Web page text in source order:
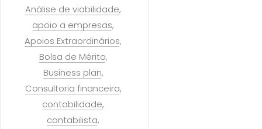
Análise de viabilidade
apoio a empresas
Apoios Extraordinários
Bolsa de Mérito
Business plan
Consultoria financeira
contabilidade
contabilista